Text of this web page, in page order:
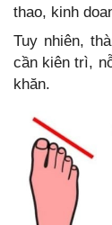
thao, kinh
Tuy nhiên,
cần kiên trì,
khăn.